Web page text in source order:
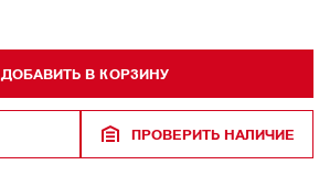
ДОБАВИТЬ В КОРЗИНУ
ПРОВЕРИТЬ НАЛИЧИЕ